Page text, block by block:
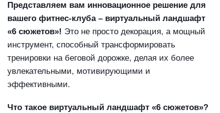
Представляем вам инновационное решение для
вашего фитнес-клуба – виртуальный ландшафт
«6 сюжетов»! Это не просто декорация, а мощный
инструмент, способный трансформировать
тренировки на беговой дорожке, делая их более
увлекательными, мотивирующими и
эффективными.
Что такое виртуальный ландшафт «6 сюжетов»?